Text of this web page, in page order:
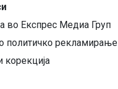
во Експрес Медиа Груп
политичко рекламирање
корекција